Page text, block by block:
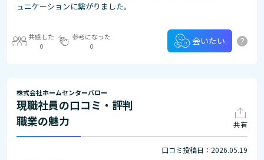
ュニケーションに繋がりました。
共感した
0
参考になった
0
会いたい ?
株式会社ホームセンターバロー
現職社員の口コミ・評判
職業の魅力
共有
口コミ投稿日：2026.05.19